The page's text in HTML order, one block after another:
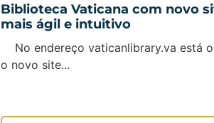
Biblioteca Vaticana com novo
mais ágil e intuitivo
No endereço vaticanlibrary.va está
o novo site...